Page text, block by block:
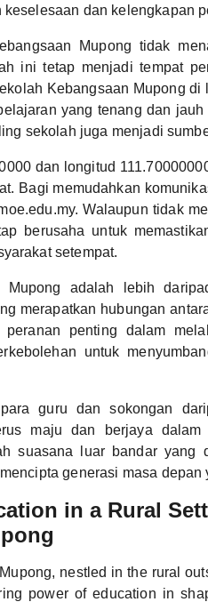
keselesaan dan kelengkapan
Mupong tidak
ini tetap menjadi tempat
Kebangsaan Mupong di
yang tenang dan
sekolah juga menjadi
dan longitud
Bagi memudahkan
Walaupun tidak
berusaha untuk
setempat.
Mupong adalah lebih
merapatkan hubungan
penting dalam
untuk
guru dan sokongan
maju dan berjaya
suasana luar bandar yang
generasi masa
in a Rural
nestled in the rural
power of education in